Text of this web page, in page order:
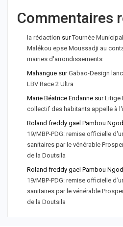
Commentaires
la rédaction surTournée
Malékou epse Moussadji au
mairies d'arrondissements
Mahangue surGabao-Design
LBV Race 2 Ultra
Marie Béatrice Endanne surLitige
collectif des habitants appelle à
Roland freddy gael Pambou
19/MBP-PDG: remise officielle
sanitaires par le vénérable
de la Doutsila
Roland freddy gael Pambou
19/MBP-PDG: remise officielle
sanitaires par le vénérable
de la Doutsila